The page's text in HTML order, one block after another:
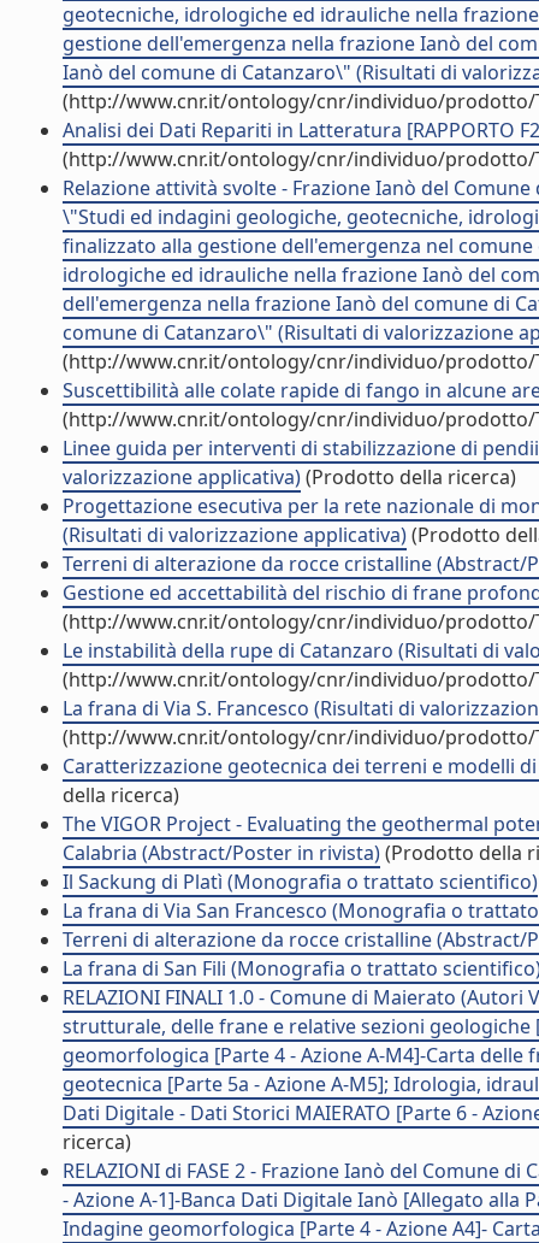
geotecniche, idrologiche ed idrauliche nella
gestione dell'emergenza nella frazione Ianò del
Ianò del comune di Catanzaro\" (Risultati di
(http://www.cnr.it/ontology/cnr/individuo/prodotto/
Analisi dei Dati Repariti in Latteratura [RAPPORTO
(http://www.cnr.it/ontology/cnr/individuo/prodotto/
Relazione attività svolte - Frazione Ianò del
\"Studi ed indagini geologiche, geotecniche,
finalizzato alla gestione dell'emergenza nel
idrologiche ed idrauliche nella frazione Ianò del
dell'emergenza nella frazione Ianò del comune di
comune di Catanzaro\" (Risultati di valorizzazione
(http://www.cnr.it/ontology/cnr/individuo/prodotto/
Suscettibilità alle colate rapide di fango in alcune
(http://www.cnr.it/ontology/cnr/individuo/prodotto/
Linee guida per interventi di stabilizzazione di
valorizzazione applicativa)(Prodotto della ricerca)
Progettazione esecutiva per la rete nazionale di
(Risultati di valorizzazione applicativa)(Prodotto
Terreni di alterazione da rocce cristalline (Abstract/
Gestione ed accettabilità del rischio di frane
(http://www.cnr.it/ontology/cnr/individuo/prodotto/
Le instabilità della rupe di Catanzaro (Risultati di
(http://www.cnr.it/ontology/cnr/individuo/prodotto/
La frana di Via S. Francesco (Risultati di
(http://www.cnr.it/ontology/cnr/individuo/prodotto/
Caratterizzazione geotecnica dei terreni e modelli
della ricerca)
The VIGOR Project - Evaluating the geothermal
Calabria (Abstract/Poster in rivista)(Prodotto della
Il Sackung di Platì (Monografia o trattato scientifico)
La frana di Via San Francesco (Monografia o
Terreni di alterazione da rocce cristalline (Abstract/
La frana di San Fili (Monografia o trattato
RELAZIONI FINALI 1.0 - Comune di Maierato
strutturale, delle frane e relative sezioni geologiche
geomorfologica [Parte 4 - Azione A-M4]-Carta delle
geotecnica [Parte 5a - Azione A-M5]; Idrologia,
Dati Digitale - Dati Storici MAIERATO [Parte 6 -
ricerca)
RELAZIONI di FASE 2 - Frazione Ianò del Comune
- Azione A-1]-Banca Dati Digitale Ianò [Allegato alla
Indagine geomorfologica [Parte 4 - Azione A4]-